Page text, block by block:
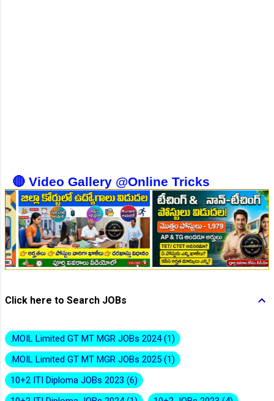
👆Online Applications Ends on 10-August-2026
🔴 Video Gallery @Online Tricks
Click here to Search JOBs
.MOIL Limited GT MT MGR JOBs 2024 1
.MOIL Limited GT MT MGR JOBs 2025 1
10+2 ITI Diploma JOBs 2023 6